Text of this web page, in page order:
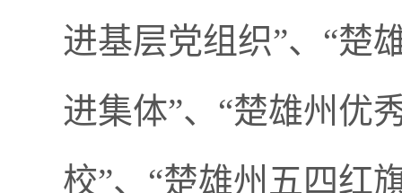
进基层党组织”、“楚
进集体”、“楚雄州优
校”、“楚雄州五四红